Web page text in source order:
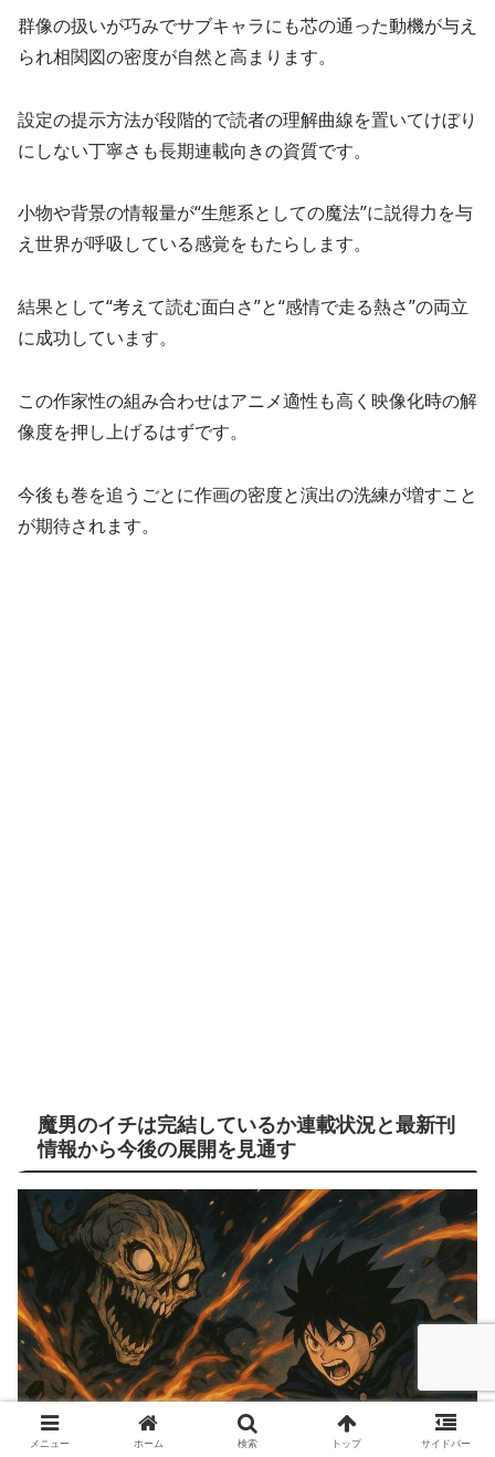
群像の扱いが巧みでサブキャラにも芯の通った動機が与え
られ相関図の密度が自然と高まります。
設定の提示方法が段階的で読者の理解曲線を置いてけぼり
にしない丁寧さも長期連載向きの資質です。
小物や背景の情報量が“生態系としての魔法”に説得力を与
え世界が呼吸している感覚をもたらします。
結果として“考えて読む面白さ”と“感情で走る熱さ”の両立
に成功しています。
この作家性の組み合わせはアニメ適性も高く映像化時の解
像度を押し上げるはずです。
今後も巻を追うごとに作画の密度と演出の洗練が増すこと
が期待されます。
魔男のイチは完結しているか連載状況と最新刊
情報から今後の展開を見通す
メニュー ホーム 検索 トップ サイドバー